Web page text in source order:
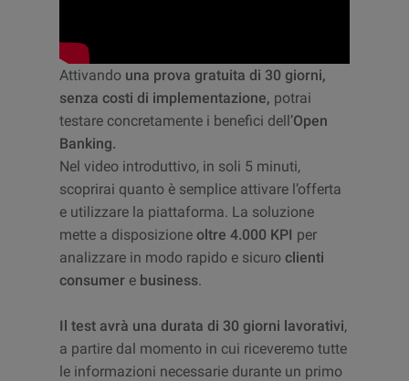
Attivando una prova gratuita di 30 giorni,
senza costi di implementazione, potrai
testare concretamente i benefici dell’Open
Banking.
Nel video introduttivo, in soli 5 minuti,
scoprirai quanto è semplice attivare l’offerta
e utilizzare la piattaforma. La soluzione
mette a disposizione oltre 4.000 KPI per
analizzare in modo rapido e sicuro clienti
consumer e business.
Il test avrà una durata di 30 giorni lavorativi,
a partire dal momento in cui riceveremo tutte
le informazioni necessarie durante un primo